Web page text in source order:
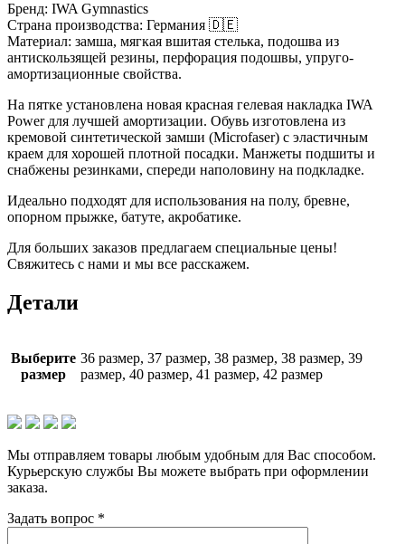
Бренд: IWA Gymnastics
Страна производства: Германия 🇩🇪
Материал: замша, мягкая вшитая стелька, подошва из
антискользящей резины, перфорация подошвы, упруго-
амортизационные свойства.
На пятке установлена новая красная гелевая накладка IWA
Power для лучшей амортизации. Обувь изготовлена из
кремовой синтетической замши (Microfaser) с эластичным
краем для хорошей плотной посадки. Манжеты подшиты и
снабжены резинками, спереди наполовину на подкладке.
Идеально подходят для использования на полу, бревне,
опорном прыжке, батуте, акробатике.
Для больших заказов предлагаем специальные цены!
Свяжитесь с нами и мы все расскажем.
Детали
Выберите
размер
36 размер, 37 размер, 38 размер, 38 размер, 39
размер, 40 размер, 41 размер, 42 размер
Мы отправляем товары любым удобным для Вас способом.
Курьерскую службы Вы можете выбрать при оформлении
заказа.
Задать вопрос *